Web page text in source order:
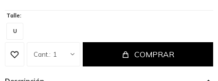
Talle:
U
1 COMPRAR